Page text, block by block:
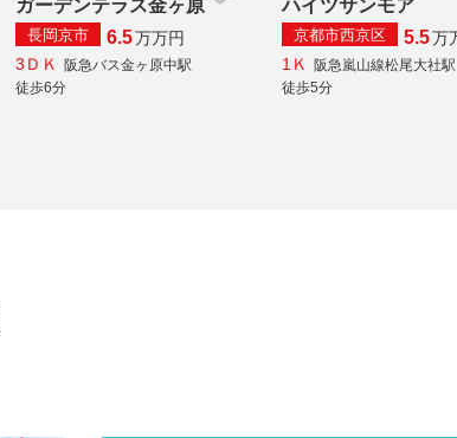
ガーデンテラス金ヶ原
長岡京市 6.5万万円
3ＤＫ
阪急バス金ヶ原中駅
徒歩6分
ハイツサンモア
京都市西京区 5.5万
1Ｋ
阪急嵐山線松尾大社駅
徒歩5分